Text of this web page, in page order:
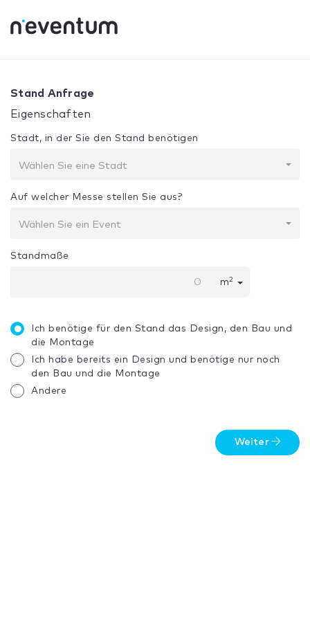
Ihre Auswahl: Design + Bau
Stand Anfrage
Eigenschaften
Stadt, in der Sie den Stand benötigen
Wählen Sie eine Stadt
Auf welcher Messe stellen Sie aus?
Wählen Sie ein Event
Standmaße
m2
Ich benötige für den Stand das Design, den Bau und
die Montage
Ich habe bereits ein Design und benötige nur noch
den Bau und die Montage
Andere
Weiter